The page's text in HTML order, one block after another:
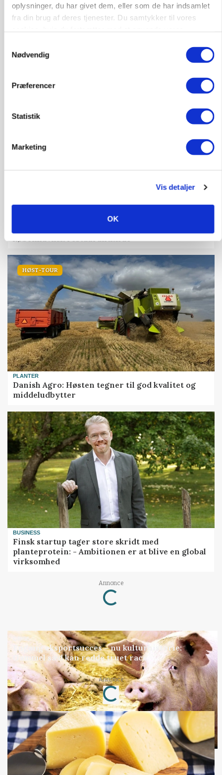
oplysninger, du har givet dem, eller som de har indsamlet
fra din brug af deres tjenester. Du samtykker til vores
Nødvendig
Præferencer
Statistik
Marketing
Vis detaljer
OK
Annonce
Ny griseprognose kan give anledning til et nyt
HØST-TOUR
PLANTER
Danish Agro: Høsten tegner til god kvalitet og
middeludbytter
BUSINESS
Finsk startup tager store skridt med
planteprotein: - Ambitionen er at blive en global
virksomhed
Annonce
Loading...
GRISE
Engang eksportsucces – nu kulturhistorie:
Gammel sæd kan redde truet race
Annonce
Loading...